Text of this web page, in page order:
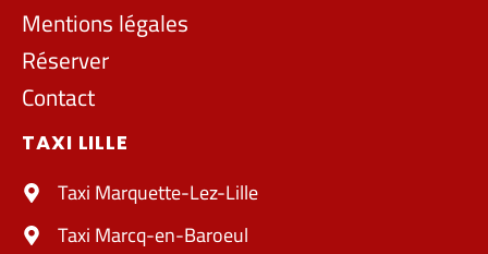
Mentions légales
Réserver
Contact
TAXI LILLE
Taxi Marquette-Lez-Lille
Taxi Marcq-en-Baroeul